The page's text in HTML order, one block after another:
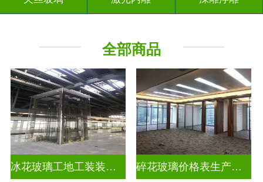
千 层 镜
全部商品
冰花玻璃工地工装装饰玻璃 碎花玻璃价格表生产电话